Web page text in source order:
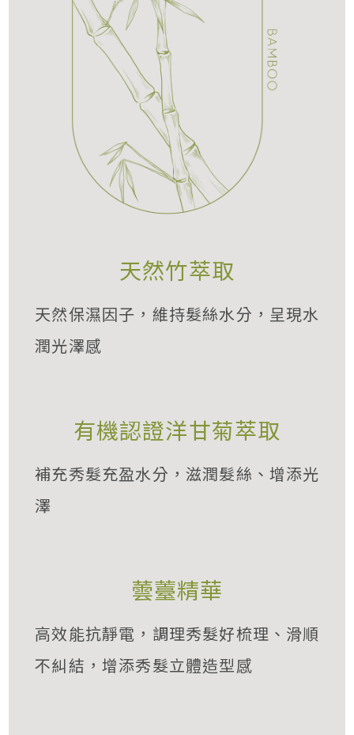
天然竹萃取
天然保濕因子，維持髮絲水分，呈現水
潤光澤感
有機認證洋甘菊萃取
補充秀髮充盈水分，滋潤髮絲、增添光
澤
蕓薹精華
高效能抗靜電，調理秀髮好梳理、滑順
不糾結，增添秀髮立體造型感